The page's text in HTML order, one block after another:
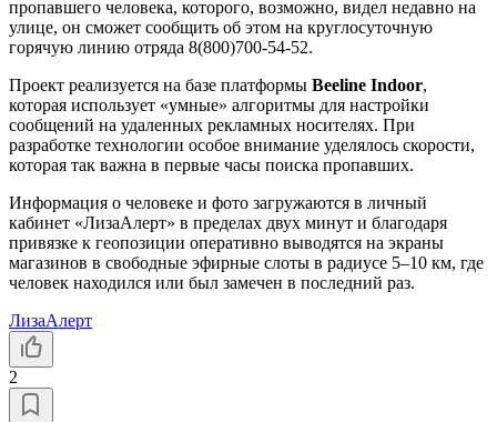
пропавшего человека, которого, возможно, видел недавно на
улице, он сможет сообщить об этом на круглосуточную
горячую линию отряда 8(800)700-54-52.
Проект реализуется на базе платформы Beeline Indoor,
которая использует «умные» алгоритмы для настройки
сообщений на удаленных рекламных носителях. При
разработке технологии особое внимание уделялось скорости,
которая так важна в первые часы поиска пропавших.
Информация о человеке и фото загружаются в личный
кабинет «ЛизаАлерт» в пределах двух минут и благодаря
привязке к геопозиции оперативно выводятся на экраны
магазинов в свободные эфирные слоты в радиусе 5–10 км, где
человек находился или был замечен в последний раз.
ЛизаАлерт
2